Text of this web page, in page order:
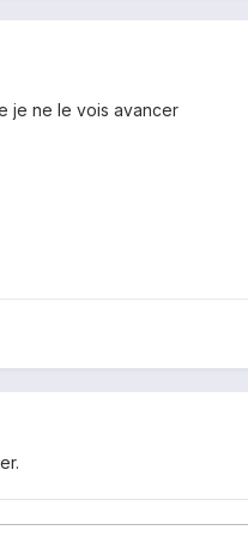
je ne le vois avancer